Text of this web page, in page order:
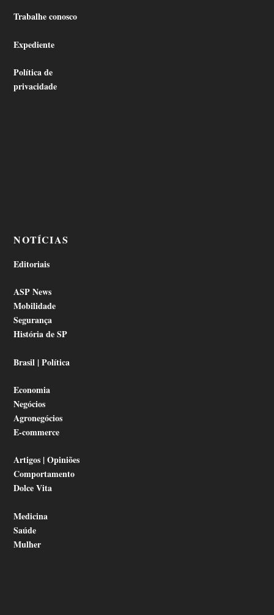
Trabalhe conosco
Expediente
Política de
privacidade
NOTÍCIAS
Editoriais
ASP News
Mobilidade
Segurança
História de SP
Brasil | Política
Economia
Negócios
Agronegócios
E-commerce
Artigos | Opiniões
Comportamento
Dolce Vita
Medicina
Saúde
Mulher